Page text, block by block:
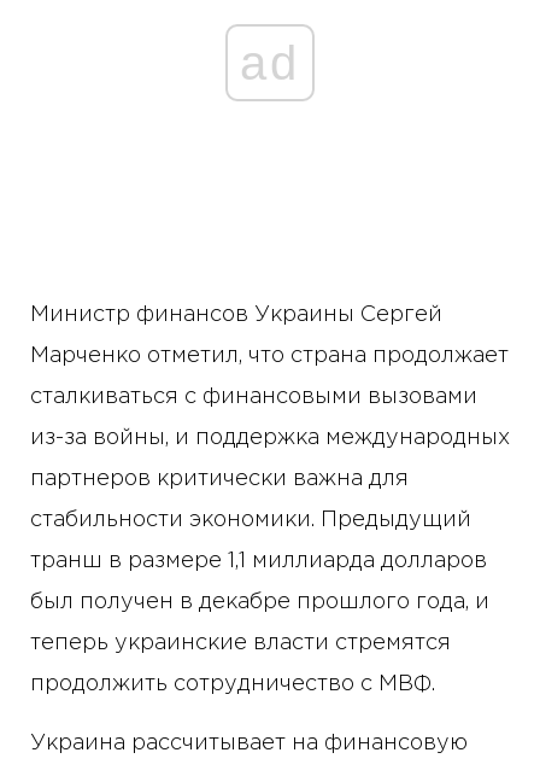
ad
Министр финансов Украины Сергей
Марченко отметил, что страна продолжает
сталкиваться с финансовыми вызовами
из-за войны, и поддержка международных
партнеров критически важна для
стабильности экономики. Предыдущий
транш в размере 1,1 миллиарда долларов
был получен в декабре прошлого года, и
теперь украинские власти стремятся
продолжить сотрудничество с МВФ.
Украина рассчитывает на финансовую